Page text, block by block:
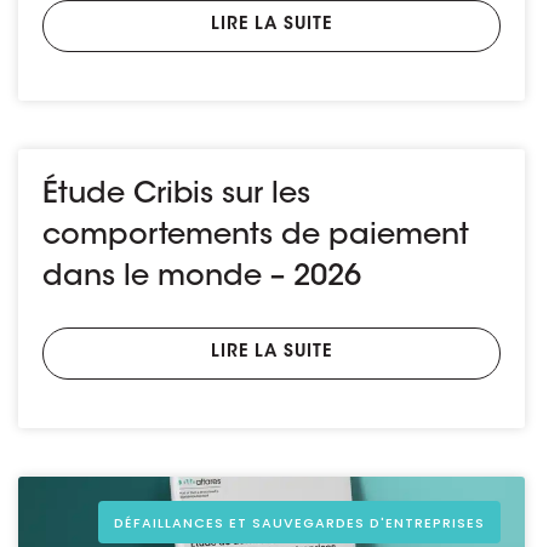
LIRE LA SUITE
Étude Cribis sur les
comportements de paiement
dans le monde – 2026
LIRE LA SUITE
DÉFAILLANCES ET SAUVEGARDES D'ENTREPRISES